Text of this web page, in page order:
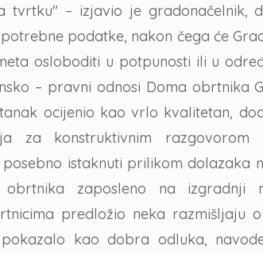
tvrtku" – izjavio je gradonačelnik,
podatke, nakon čega će
osloboditi u potpunosti ili u
– pravni odnosi Doma obrtnika
ocijenio kao vrlo kvalitetan,
za konstruktivnim razgovorom
istaknuti prilikom dolazaka
zaposleno na izgradnji
predložio neka razmišljaju
kao dobra odluka,